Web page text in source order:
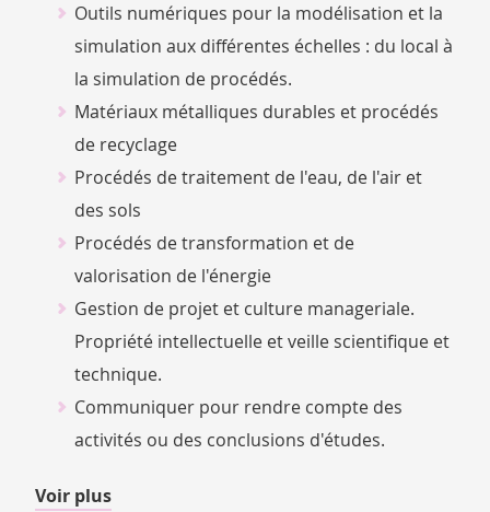
Outils numériques pour la modélisation et la
simulation aux différentes échelles : du local à
la simulation de procédés.
Matériaux métalliques durables et procédés
de recyclage
Procédés de traitement de l'eau, de l'air et
des sols
Procédés de transformation et de
valorisation de l'énergie
Gestion de projet et culture manageriale.
Propriété intellectuelle et veille scientifique et
technique.
Communiquer pour rendre compte des
activités ou des conclusions d'études.
Voir plusde